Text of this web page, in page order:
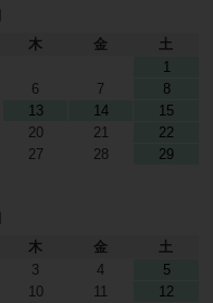
木 金
土
1
6 7
8
13 14
15
20 21
22
27 28
29
木 金
土
3 4
5
10 11
12